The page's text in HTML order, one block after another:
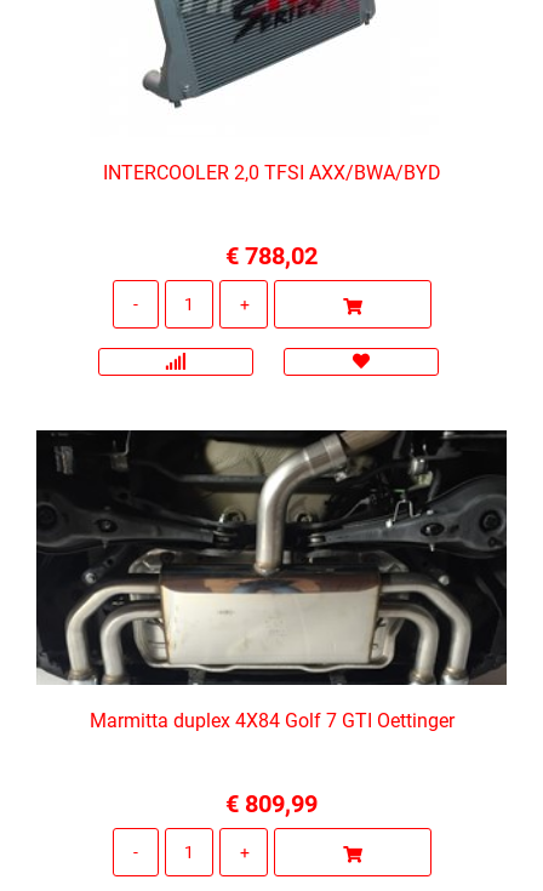
INTERCOOLER 2,0 TFSI AXX/BWA/BYD
€ 788,02
Marmitta duplex 4X84 Golf 7 GTI Oettinger
€ 809,99